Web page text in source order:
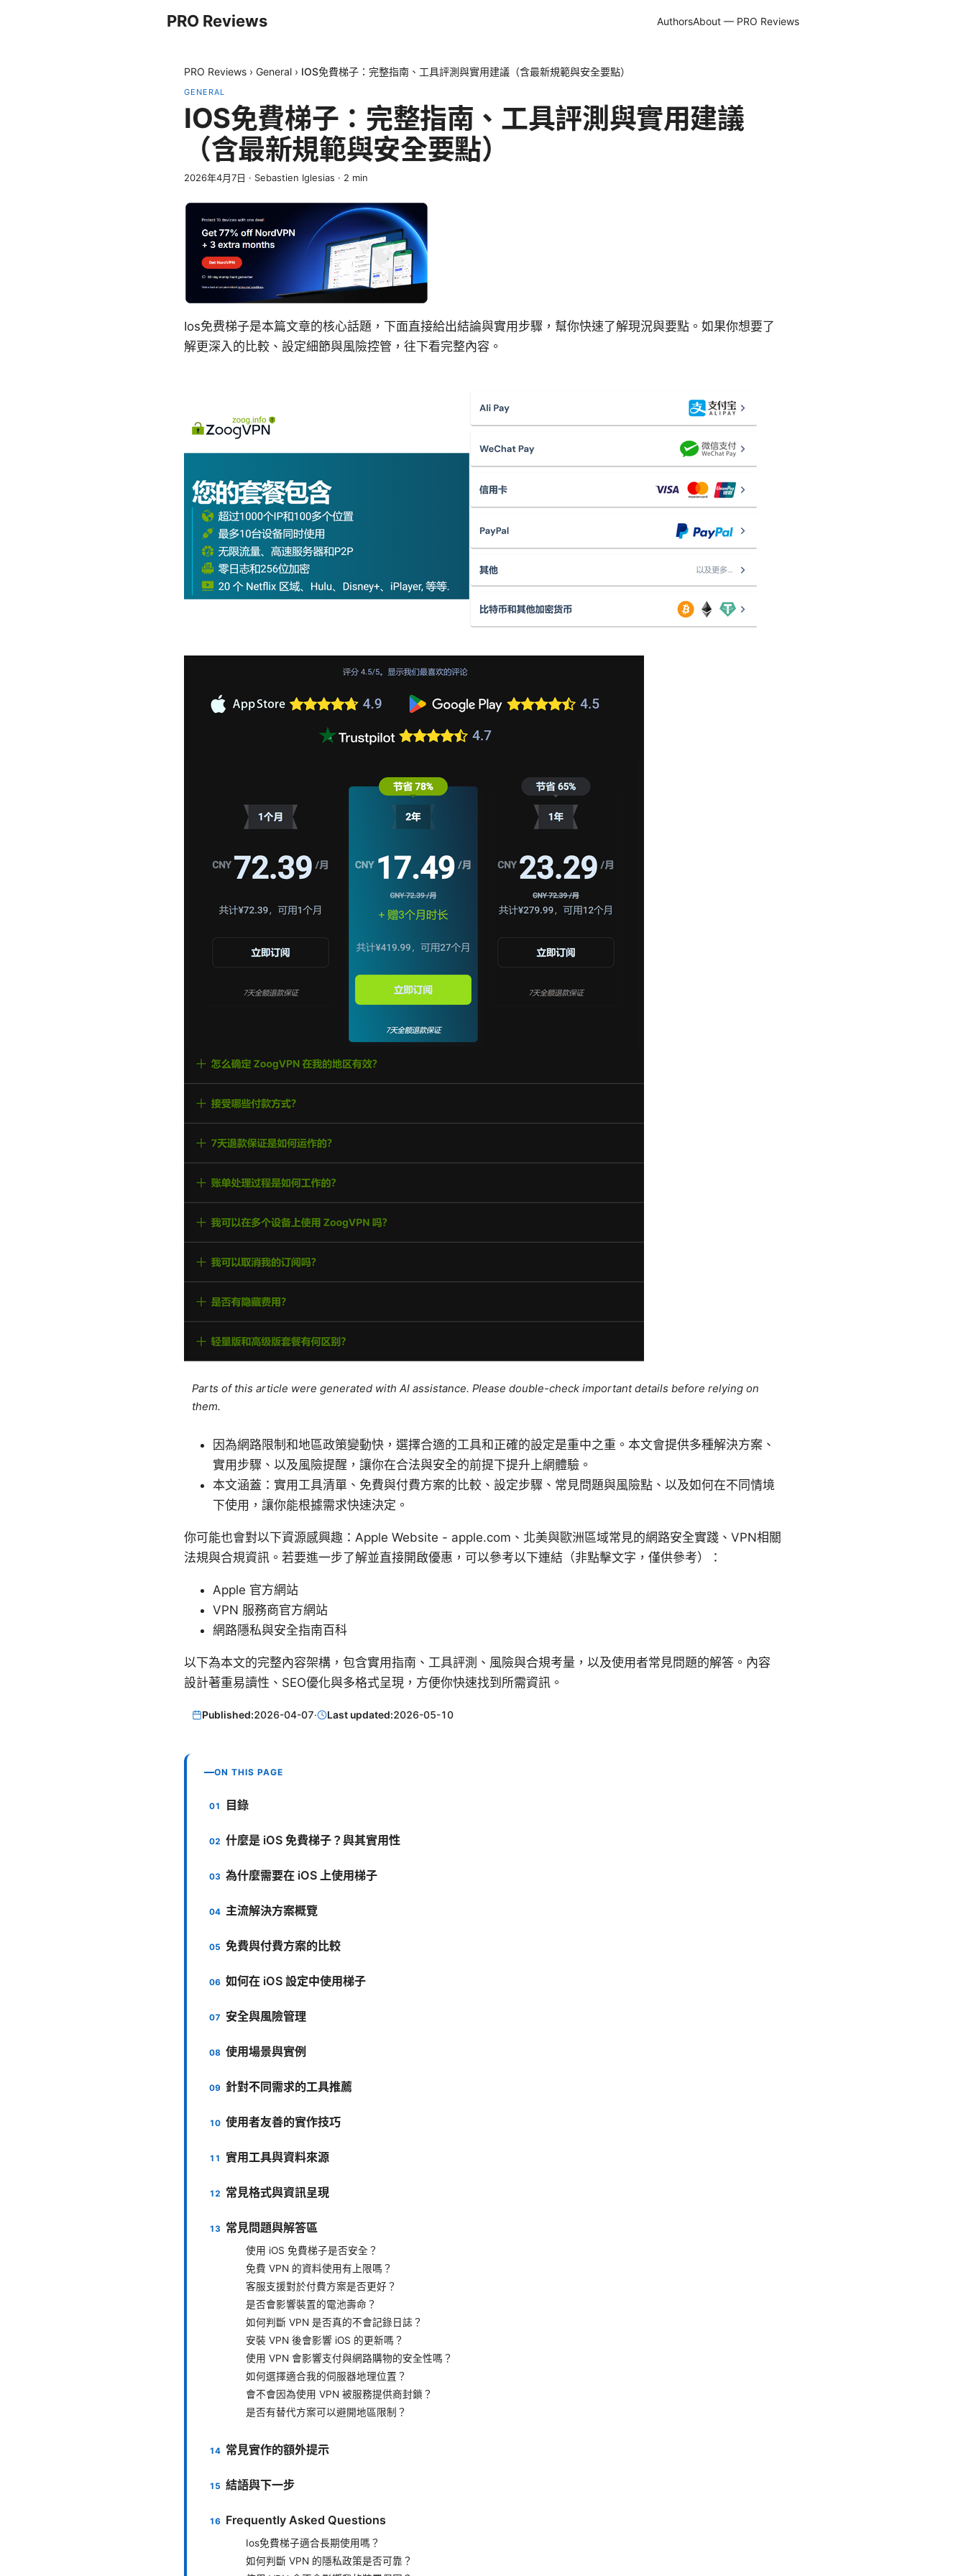
PRO Reviews AuthorsAbout — PRO Reviews
PRO Reviews › General › IOS免費梯子：完整指南、工具評測與實用建議（含最新規範與安全要點）
GENERAL
IOS免費梯子：完整指南、工具評測與實用建議
（含最新規範與安全要點）
2026年4月7日 · Sebastien Iglesias · 2 min
Ios免费梯子是本篇文章的核心話題，下面直接給出結論與實用步驟，幫你快速了解現況與要點。如果你想要了
解更深入的比較、設定細節與風險控管，往下看完整內容。
Parts of this article were generated with AI assistance. Please double-check important details before relying on
them.
因為網路限制和地區政策變動快，選擇合適的工具和正確的設定是重中之重。本文會提供多種解決方案、
實用步驟、以及風險提醒，讓你在合法與安全的前提下提升上網體驗。
本文涵蓋：實用工具清單、免費與付費方案的比較、設定步驟、常見問題與風險點、以及如何在不同情境
下使用，讓你能根據需求快速決定。
你可能也會對以下資源感興趣：Apple Website - apple.com、北美與歐洲區域常見的網路安全實踐、VPN相關
法規與合規資訊。若要進一步了解並直接開啟優惠，可以參考以下連結（非點擊文字，僅供參考）：
Apple 官方網站
VPN 服務商官方網站
網路隱私與安全指南百科
以下為本文的完整內容架構，包含實用指南、工具評測、風險與合規考量，以及使用者常見問題的解答。內容
設計著重易讀性、SEO優化與多格式呈現，方便你快速找到所需資訊。
Published:2026-04-07· Last updated:2026-05-10
ON THIS PAGE
目錄
什麼是 iOS 免費梯子？與其實用性
為什麼需要在 iOS 上使用梯子
主流解決方案概覽
免費與付費方案的比較
如何在 iOS 設定中使用梯子
安全與風險管理
使用場景與實例
針對不同需求的工具推薦
使用者友善的實作技巧
實用工具與資料來源
常見格式與資訊呈現
常見問題與解答區
使用 iOS 免費梯子是否安全？
免費 VPN 的資料使用有上限嗎？
客服支援對於付費方案是否更好？
是否會影響裝置的電池壽命？
如何判斷 VPN 是否真的不會記錄日誌？
安裝 VPN 後會影響 iOS 的更新嗎？
使用 VPN 會影響支付與網路購物的安全性嗎？
如何選擇適合我的伺服器地理位置？
會不會因為使用 VPN 被服務提供商封鎖？
是否有替代方案可以避開地區限制？
常見實作的額外提示
結語與下一步
Frequently Asked Questions
Ios免費梯子適合長期使用嗎？
如何判斷 VPN 的隱私政策是否可靠？